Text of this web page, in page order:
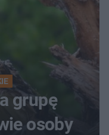
grupę
osoby